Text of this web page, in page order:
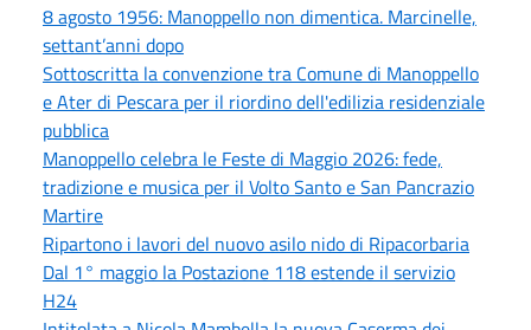
8 agosto 1956: Manoppello non dimentica. Marcinelle,
settant’anni dopo
Sottoscritta la convenzione tra Comune di Manoppello
e Ater di Pescara per il riordino dell'edilizia residenziale
pubblica
Manoppello celebra le Feste di Maggio 2026: fede,
tradizione e musica per il Volto Santo e San Pancrazio
Martire
Ripartono i lavori del nuovo asilo nido di Ripacorbaria
Dal 1° maggio la Postazione 118 estende il servizio
H24